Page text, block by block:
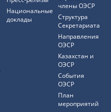
Национальные
доклады
члены ОЭСР
Структура
Секретариата
Направления
ОЭСР
Казахстан и
ОЭСР
События
ОЭСР
План
мероприятий